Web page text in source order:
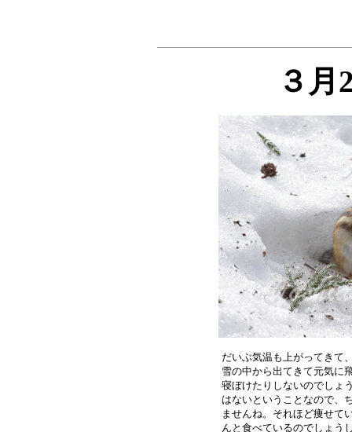
３月
だいぶ気温も上がってきて
雪の中から出てきて元気に
寝ぼけたりしないのでしょ
はないということなので、
ませんね。それほど痩せて